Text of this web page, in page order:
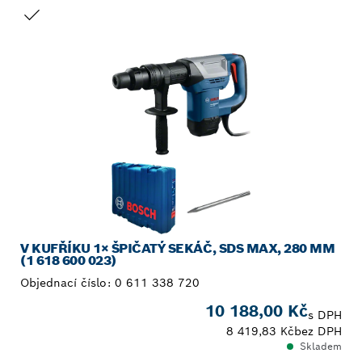
V KUFŘÍKU 1× ŠPIČATÝ SEKÁČ, SDS MAX, 280 MM
(1 618 600 023)
Objednací číslo: 0 611 338 720
10 188,00 Kčs DPH
8 419,83 Kčbez DPH
Skladem